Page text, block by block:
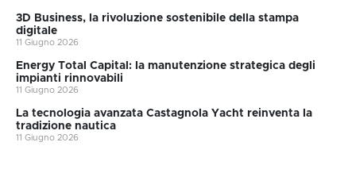
3D Business, la rivoluzione sostenibile della stampa
digitale
11 Giugno 2026
Energy Total Capital: la manutenzione strategica degli
impianti rinnovabili
11 Giugno 2026
La tecnologia avanzata Castagnola Yacht reinventa la
tradizione nautica
11 Giugno 2026